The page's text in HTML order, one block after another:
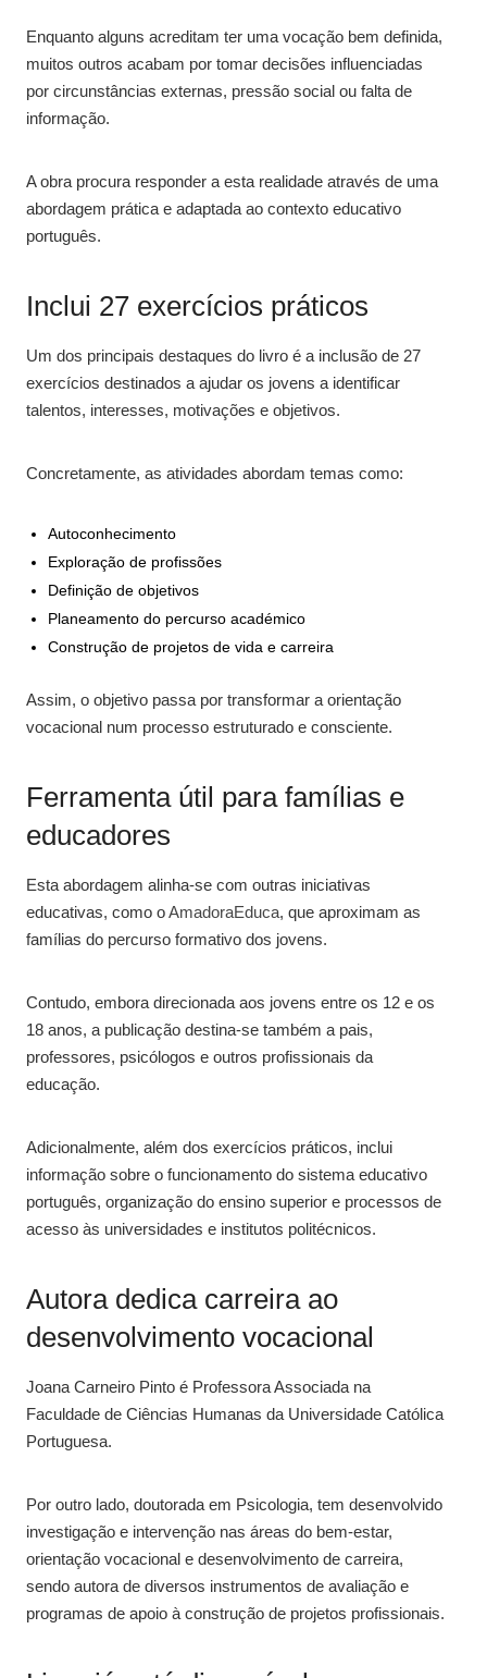
Enquanto alguns acreditam ter uma vocação bem definida,
muitos outros acabam por tomar decisões influenciadas
por circunstâncias externas, pressão social ou falta de
informação.
A obra procura responder a esta realidade através de uma
abordagem prática e adaptada ao contexto educativo
português.
Inclui 27 exercícios práticos
Um dos principais destaques do livro é a inclusão de 27
exercícios destinados a ajudar os jovens a identificar
talentos, interesses, motivações e objetivos.
Concretamente, as atividades abordam temas como:
Autoconhecimento
Exploração de profissões
Definição de objetivos
Planeamento do percurso académico
Construção de projetos de vida e carreira
Assim, o objetivo passa por transformar a orientação
vocacional num processo estruturado e consciente.
Ferramenta útil para famílias e
educadores
Esta abordagem alinha-se com outras iniciativas
educativas, como oAmadoraEduca, que aproximam as
famílias do percurso formativo dos jovens.
Contudo, embora direcionada aos jovens entre os 12 e os
18 anos, a publicação destina-se também a pais,
professores, psicólogos e outros profissionais da
educação.
Adicionalmente, além dos exercícios práticos, inclui
informação sobre o funcionamento do sistema educativo
português, organização do ensino superior e processos de
acesso às universidades e institutos politécnicos.
Autora dedica carreira ao
desenvolvimento vocacional
Joana Carneiro Pinto é Professora Associada na
Faculdade de Ciências Humanas da Universidade Católica
Portuguesa.
Por outro lado, doutorada em Psicologia, tem desenvolvido
investigação e intervenção nas áreas do bem-estar,
orientação vocacional e desenvolvimento de carreira,
sendo autora de diversos instrumentos de avaliação e
programas de apoio à construção de projetos profissionais.